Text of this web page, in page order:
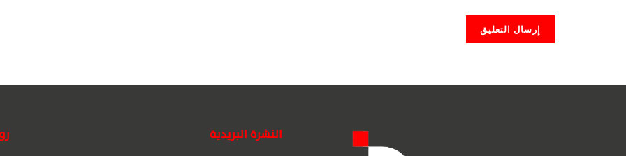
النشرة البريدية